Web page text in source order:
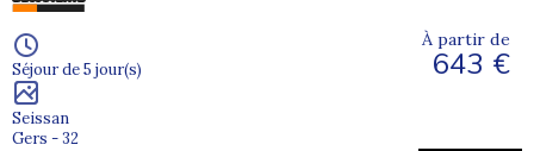
Séjour de 5 jour(s)
Seissan
Gers - 32
À partir de
643 €